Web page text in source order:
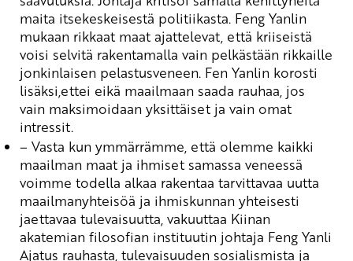
maita itsekeskeisestä politiikasta. Feng Yanlin
mukaan rikkaat maat ajattelevat, että kriiseistä
voisi selvitä rakentamalla vain pelkästään rikkaille
jonkinlaisen pelastusveneen. Fen Yanlin korosti
lisäksi,ettei eikä maailmaan saada rauhaa, jos
vain maksimoidaan yksittäiset ja vain omat
intressit.
– Vasta kun ymmärrämme, että olemme kaikki
maailman maat ja ihmiset samassa veneessä
voimme todella alkaa rakentaa tarvittavaa uutta
maailmanyhteisöä ja ihmiskunnan yhteisesti
jaettavaa tulevaisuutta, vakuuttaa Kiinan
akatemian filosofian instituutin johtaja Feng Yanli
Ajatus rauhasta, tulevaisuuden sosialismista ja